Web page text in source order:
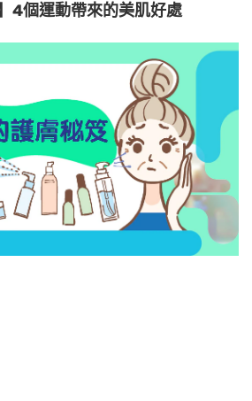
4個運動帶來的美肌好處